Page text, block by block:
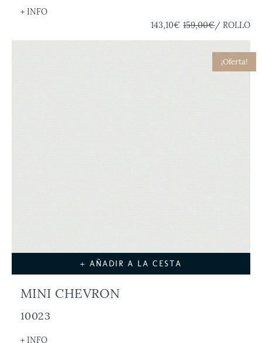
+ INFO
143,10€ 159,00€/ ROLLO
¡Oferta!
+ AÑADIR A LA CESTA
MINI CHEVRON
10023
+ INFO